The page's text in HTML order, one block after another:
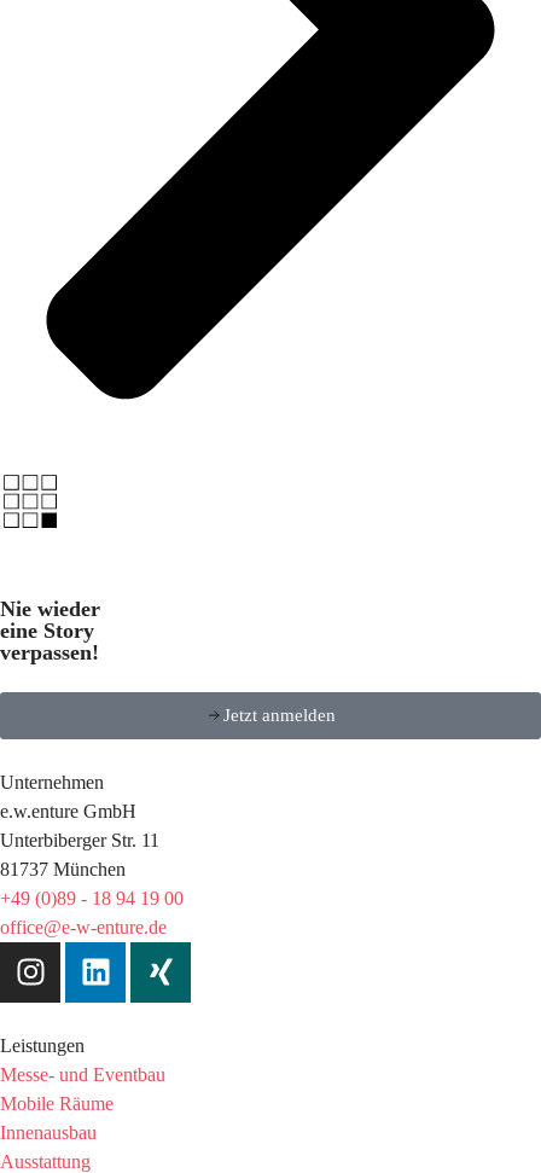
Nie wieder
eine Story
verpassen!
Jetzt anmelden
Unternehmen
e.w.enture GmbH
Unterbiberger Str. 11
81737 München
+49 (0)89 - 18 94 19 00
office@e-w-enture.de
Leistungen
Messe- und Eventbau
Mobile Räume
Innenausbau
Ausstattung